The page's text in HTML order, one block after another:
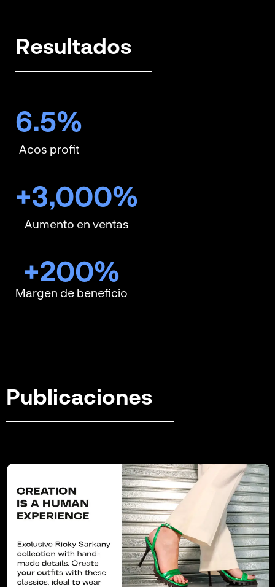
Resultados
Acos profit
6.5%
Aumento en ventas
+3,000%
Margen de beneficio
+200%
Publicaciones